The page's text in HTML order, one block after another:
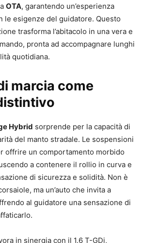
OTA, garantendo un’esperienza
le esigenze del guidatore. Questo
trasforma l’abitacolo in una vera e
pronta ad accompagnare lunghi
quotidiana.
marcia come
Hybrid sorprende per la capacità di
del manto stradale. Le sospensioni
offrire un comportamento morbido
a contenere il rollio in curva e
di sicurezza e solidità. Non è
ma un’auto che invita a
al guidatore una sensazione di
in sinergia con il 1.6 T-GDi,